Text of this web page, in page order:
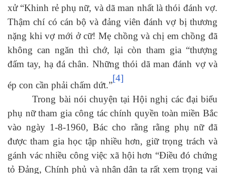
xử “Khinh rẻ phụ nữ, và dã man nhất là thói đánh vợ.
Thậm chí có cán bộ và đảng viên đánh vợ bị thương
nặng khi vợ mới ở cữ! Mẹ chồng và chị em chồng đã
không can ngăn thì chớ, lại còn tham gia “thượng
đấm tay, hạ đá chân. Những thói dã man đánh vợ và
ép con cần phải chấm dứt.”
[4]
Trong bài nói chuyện tại Hội nghị các đại biểu
phụ nữ tham gia công tác chính quyền toàn miền Bắc
vào ngày 1-8-1960, Bác cho rằng rằng phụ nữ đã
được tham gia học tập nhiều hơn, giữ trọng trách và
gánh vác nhiều công việc xã hội hơn “Điều đó chứng
tỏ Đảng, Chính phủ và nhân dân ta rất xem trọng vai